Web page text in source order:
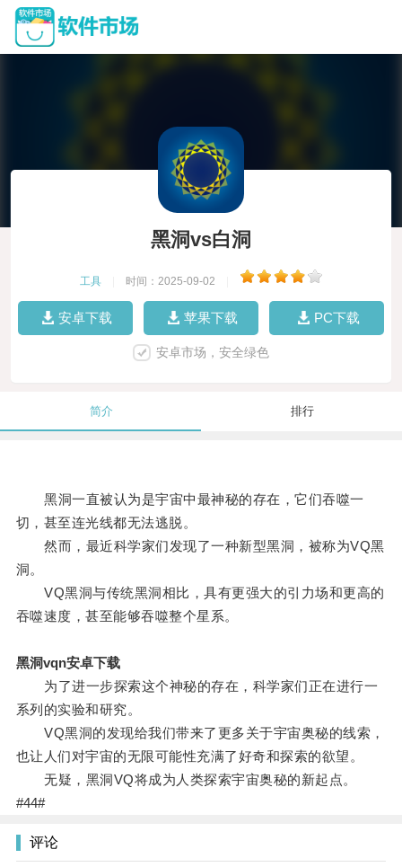
黑洞vs白洞
工具 时间：2025-09-02
安卓下载 苹果下载 PC下载
安卓市场，安全绿色
简介 排行
黑洞一直被认为是宇宙中最神秘的存在，它们吞噬一
切，甚至连光线都无法逃脱。
然而，最近科学家们发现了一种新型黑洞，被称为VQ黑
洞。
VQ黑洞与传统黑洞相比，具有更强大的引力场和更高的
吞噬速度，甚至能够吞噬整个星系。
黑洞vqn安卓下载
为了进一步探索这个神秘的存在，科学家们正在进行一
系列的实验和研究。
VQ黑洞的发现给我们带来了更多关于宇宙奥秘的线索，
也让人们对宇宙的无限可能性充满了好奇和探索的欲望。
无疑，黑洞VQ将成为人类探索宇宙奥秘的新起点。
#44#
评论